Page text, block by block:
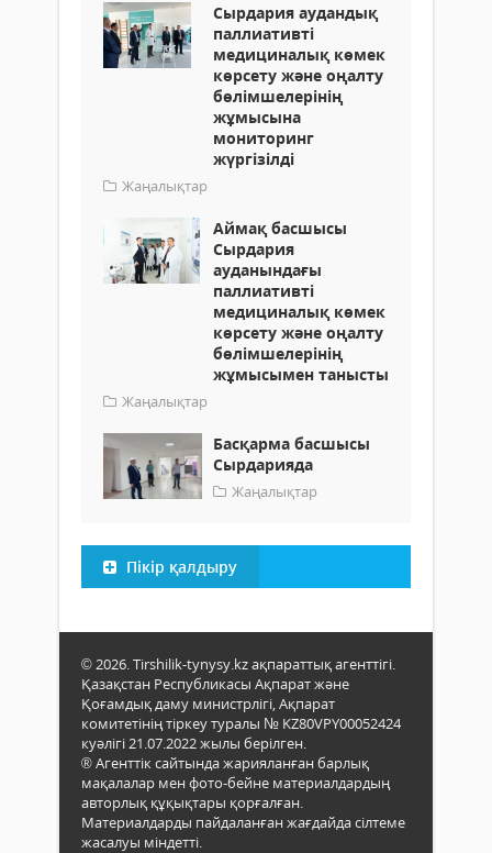
Сырдария аудандық
паллиативті
медициналық көмек
көрсету және оңалту
бөлімшелерінің
жұмысына
мониторинг
жүргізілді
Жаңалықтар
Аймақ басшысы
Сырдария
ауданындағы
паллиативті
медициналық көмек
көрсету және оңалту
бөлімшелерінің
жұмысымен танысты
Жаңалықтар
Басқарма басшысы
Сырдарияда
Жаңалықтар
Пікір қалдыру
© 2026. Tirshilik-tynysy.kz ақпараттық агенттігі.
Қазақстан Республикасы Ақпарат және
Қоғамдық даму министрлігі, Ақпарат
комитетінің тіркеу туралы № KZ80VPY00052424
куәлігі 21.07.2022 жылы берілген.
® Агенттік сайтында жарияланған барлық
мақалалар мен фото-бейне материалдардың
авторлық құқықтары қорғалған.
Материалдарды пайдаланған жағдайда сілтеме
жасалуы міндетті.